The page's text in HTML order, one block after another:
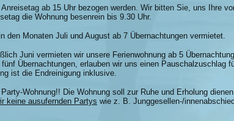
Anreisetag ab 15 Uhr bezogen werden. Wir bitten Sie, uns Ihre
die Wohnung besenrein bis 9.30 Uhr.
den Monaten Juli und August ab 7 Übernachtungen vermietet.
Juni vermieten wir unsere Ferienwohnung ab 5
Übernachtungen, erlauben wir uns einen Pauschalzuschlag
ist die Endreinigung inklusive.
Wohnung!! Die Wohnung soll zur Ruhe und Erholung
keine ausufernden Partys wie z. B. Junggesellen-/